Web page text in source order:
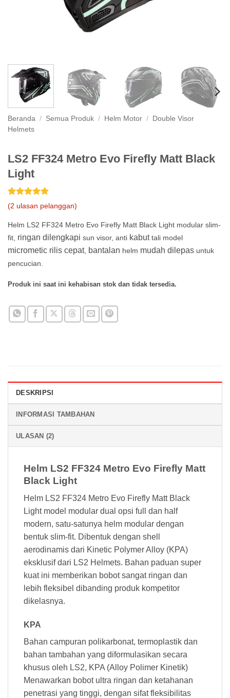
Beranda / Semua Produk / Helm Motor /
Double Visor
Helmets
LS2 FF324 Metro Evo Firefly Matt Black
Light
Peringkat5
dari 5
2
penilaian
pelanggan
(2 ulasan pelanggan)
Helm LS2 FF324 Metro Evo Firefly Matt Black Light modular slim-
fit, ringan dilengkapi sun visor, anti kabuttali model
micrometic rilis cepat, bantalan helm mudah dilepas untuk
pencucian.
Produk ini saat ini kehabisan stok dan tidak tersedia.
DESKRIPSI
INFORMASI TAMBAHAN
ULASAN (2)
Helm LS2 FF324 Metro Evo Firefly Matt
Black Light
Helm LS2 FF324 Metro Evo Firefly Matt Black
Light model modular dual opsi full dan half
modern, satu-satunya helm modular dengan
bentuk slim-fit. Dibentuk dengan shell
aerodinamis dari Kinetic Polymer Alloy (KPA)
eksklusif dari LS2 Helmets. Bahan paduan super
kuat ini memberikan bobot sangat ringan dan
lebih fleksibel dibanding produk kompetitor
dikelasnya.
KPA
Bahan campuran polikarbonat, termoplastik dan
bahan tambahan yang diformulasikan secara
khusus oleh LS2, KPA (Alloy Polimer Kinetik)
Menawarkan bobot ultra ringan dan ketahanan
penetrasi yang tinggi, dengan sifat fleksibilitas